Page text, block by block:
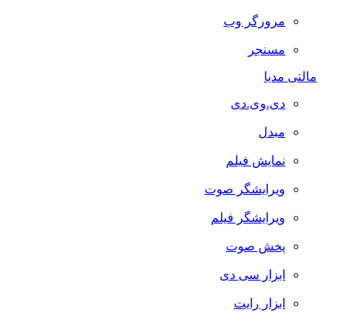
مرورگر وب
مسنجر
مالتی مدیا
دی.وی.دی
مبدل
نمایش فیلم
ویرایشگر صوت
ویرایشگر فیلم
پخش صوت
ابزار سی دی
ابزار رایت